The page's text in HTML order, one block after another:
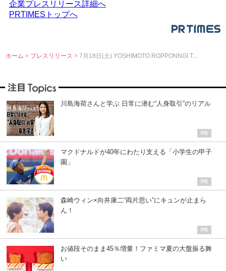
企業プレスリリース詳細へ
PRTIMESトップへ
ホーム > プレスリリース> 7月18日(土) YOSHIMOTO ROPPONNGI T...
川島海荷さんと学ぶ 日常に潜む“人身取引”のリアル
マクドナルドが40年にわたり支える「小学生の甲子
園」
森崎ウィン×向井康二“両片思い”にキュンが止まら
ん！
お値段そのまま45％増量！ファミマ夏の大盤振る舞
い